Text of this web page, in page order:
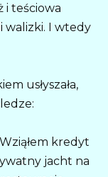
i teściowa
walizki. I wtedy
usłyszała,
kredyt
jacht na